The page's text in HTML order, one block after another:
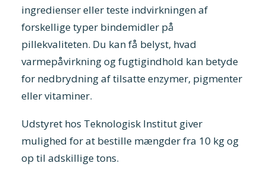
ingredienser eller teste indvirkningen af
forskellige typer bindemidler på
pillekvaliteten. Du kan få belyst, hvad
varmepåvirkning og fugtigindhold kan betyde
for nedbrydning af tilsatte enzymer, pigmenter
eller vitaminer.
Udstyret hos Teknologisk Institut giver
mulighed for at bestille mængder fra 10 kg og
op til adskillige tons.